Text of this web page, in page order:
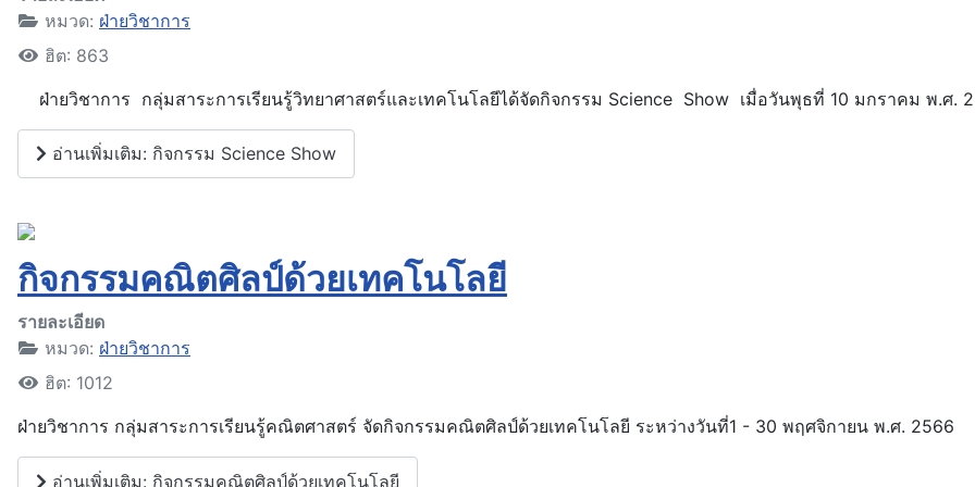
หมวด: ฝ่ายวิชาการ
ฮิต: 863
ฝ่ายวิชาการ กลุ่มสาระการเรียนรู้วิทยาศาสตร์และเทคโนโลยีได้จัดกิจกรรม Science Show เมื่อวันพุธที่ 10 มกราคม พ.ศ.
อ่านเพิ่มเติม: กิจกรรม Science Show
กิจกรรมคณิตศิลป์ด้วยเทคโนโลยี
รายละเอียด
หมวด: ฝ่ายวิชาการ
ฮิต: 1012
ฝ่ายวิชาการ กลุ่มสาระการเรียนรู้คณิตศาสตร์ จัดกิจกรรมคณิตศิลป์ด้วยเทคโนโลยี ระหว่างวันที่1 - 30 พฤศจิกายน พ.ศ. 2566
อ่านเพิ่มเติม: กิจกรรมคณิตศิลป์ด้วยเทคโนโลยี